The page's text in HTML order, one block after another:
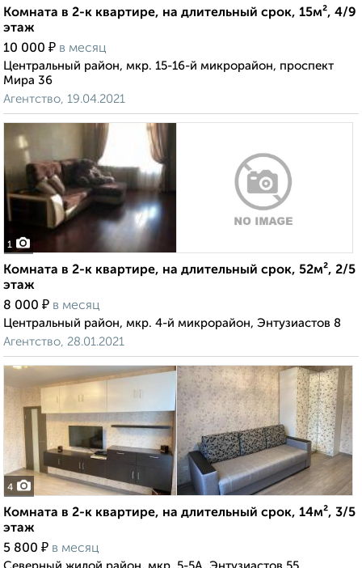
Комната в 2-к квартире, на длительный срок, 15м², 4/9
этаж
10 000 ₽ в месяц
Центральный район, мкр. 15-16-й микрорайон, проспект
Мира 36
Агентство, 19.04.2021
1
Комната в 2-к квартире, на длительный срок, 52м², 2/5
этаж
8 000 ₽ в месяц
Центральный район, мкр. 4-й микрорайон, Энтузиастов 8
Агентство, 28.01.2021
4
Комната в 2-к квартире, на длительный срок, 14м², 3/5
этаж
5 800 ₽ в месяц